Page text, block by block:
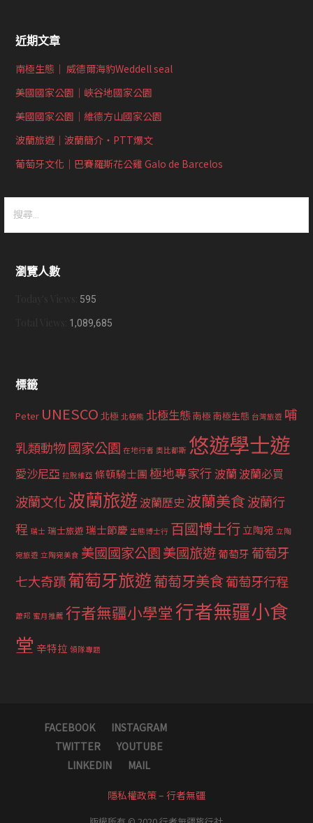
近期文章
南極生態｜ 威德爾海豹Weddell seal
美國國家公園｜峽谷地國家公園
美國國家公園｜維德方山國家公園
波蘭旅遊｜波蘭簡介‧PTT爆文
葡萄牙文化｜巴賽羅斯花公雞 Galo de Barcelos
瀏覽人數
595
1,089,685
標籤
Peter UNESCO 北極 北極熊 北極生態南極 南極生態 台灣旅遊 哺
乳類動物國家公園 在地行者 奧比都斯 悠遊學士遊
愛沙尼亞 拉脫維亞 條頓騎士團 極地專家行 波蘭波蘭必買
波蘭文化波蘭旅遊 波蘭歷史波蘭美食波蘭行
程 瑞士 瑞士旅遊 瑞士節慶 生態博士行 百國博士行立陶宛 立陶
宛旅遊 立陶宛美食 美國國家公園美國旅遊葡萄牙 葡萄牙
七大奇蹟葡萄牙旅遊葡萄牙美食葡萄牙行程
蕭邦 蜜月推薦 行者無疆小學堂行者無疆小食
堂 辛特拉 領隊專題
FACEBOOK
INSTAGRAM
TWITTER
YOUTUBE
LINKEDIN
MAIL
隱私權政策 – 行者無疆